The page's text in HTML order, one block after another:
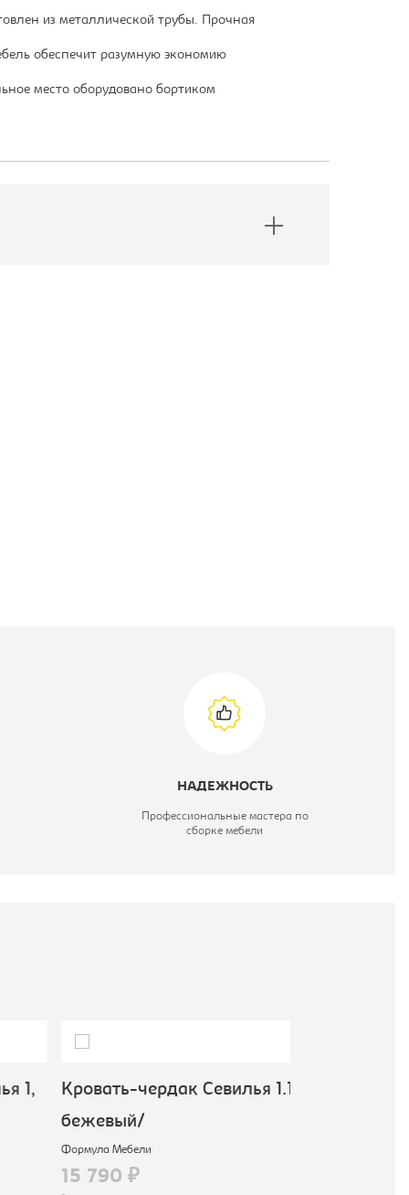
из металлической трубы. Прочная
обеспечит разумную экономию
место оборудовано бортиком
НАДЕЖНОСТЬ
Профессиональные мастера по
сборке мебели
1,
Кровать-чердак Севилья 1.1,
бежевый/
Формула Мебели
15 790 ₽